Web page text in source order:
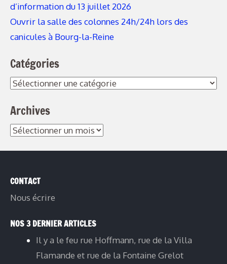
d’information du 13 juillet 2026
Ouvrir la salle des colonnes 24h/24h lors des
canicules à Bourg-la-Reine
Catégories
Archives
CONTACT
Nous écrire
NOS 3 DERNIER ARTICLES
Il y a le feu rue Hoffmann, rue de la Villa
Flamande et rue de la Fontaine Grelot